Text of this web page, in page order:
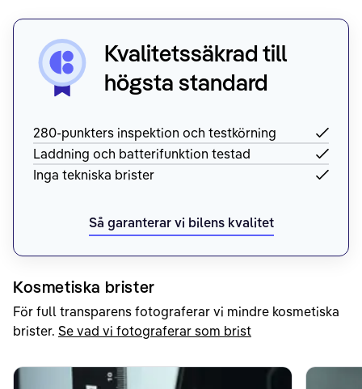
Kvalitetssäkrad till
högsta standard
280-punkters inspektion och testkörning
Laddning och batterifunktion testad
Inga tekniska brister
Så garanterar vi bilens kvalitet
Kosmetiska brister
För full transparens fotograferar vi mindre kosmetiska
brister. Se vad vi fotograferar som brist